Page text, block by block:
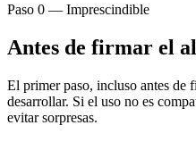
Paso 0 — Imprescindible
Antes de firmar el
El primer paso, incluso antes de
desarrollar. Si el uso no es
evitar sorpresas.